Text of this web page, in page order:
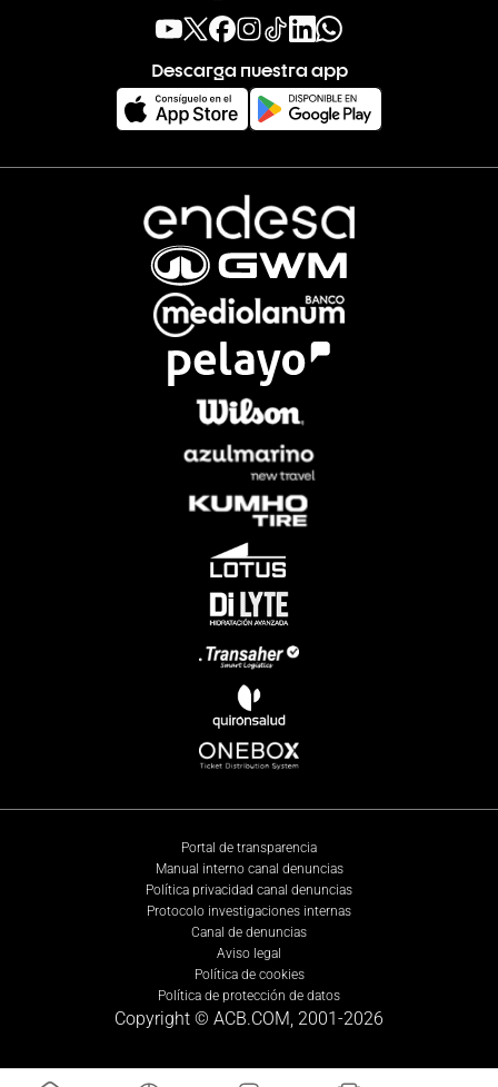
Descarga nuestra app
Portal de transparencia
Manual interno canal denuncias
Política privacidad canal denuncias
Protocolo investigaciones internas
Canal de denuncias
Aviso legal
Política de cookies
Política de protección de datos
Copyright © ACB.COM, 2001-2026